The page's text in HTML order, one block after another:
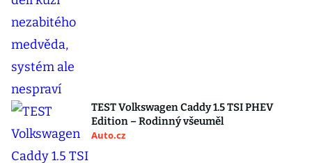
TEST Volkswagen Caddy 1.5 TSI PHEV
Edition – Rodinný všeuměl
Auto.cz